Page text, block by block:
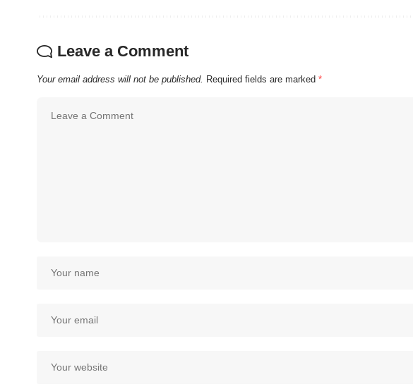
Leave a Comment
Your email address will not be published. Required fields are marked *